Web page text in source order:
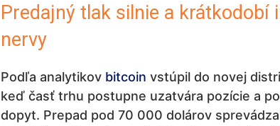
Predajný tlak silnie a krátkodobí
nervy
Podľa analytikov bitcoin vstúpil do novej
keď časť trhu postupne uzatvára pozície a
dopyt. Prepad pod 70 000 dolárov